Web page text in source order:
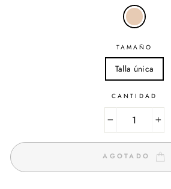
TAMAÑO
Talla única
CANTIDAD
AGOTADO